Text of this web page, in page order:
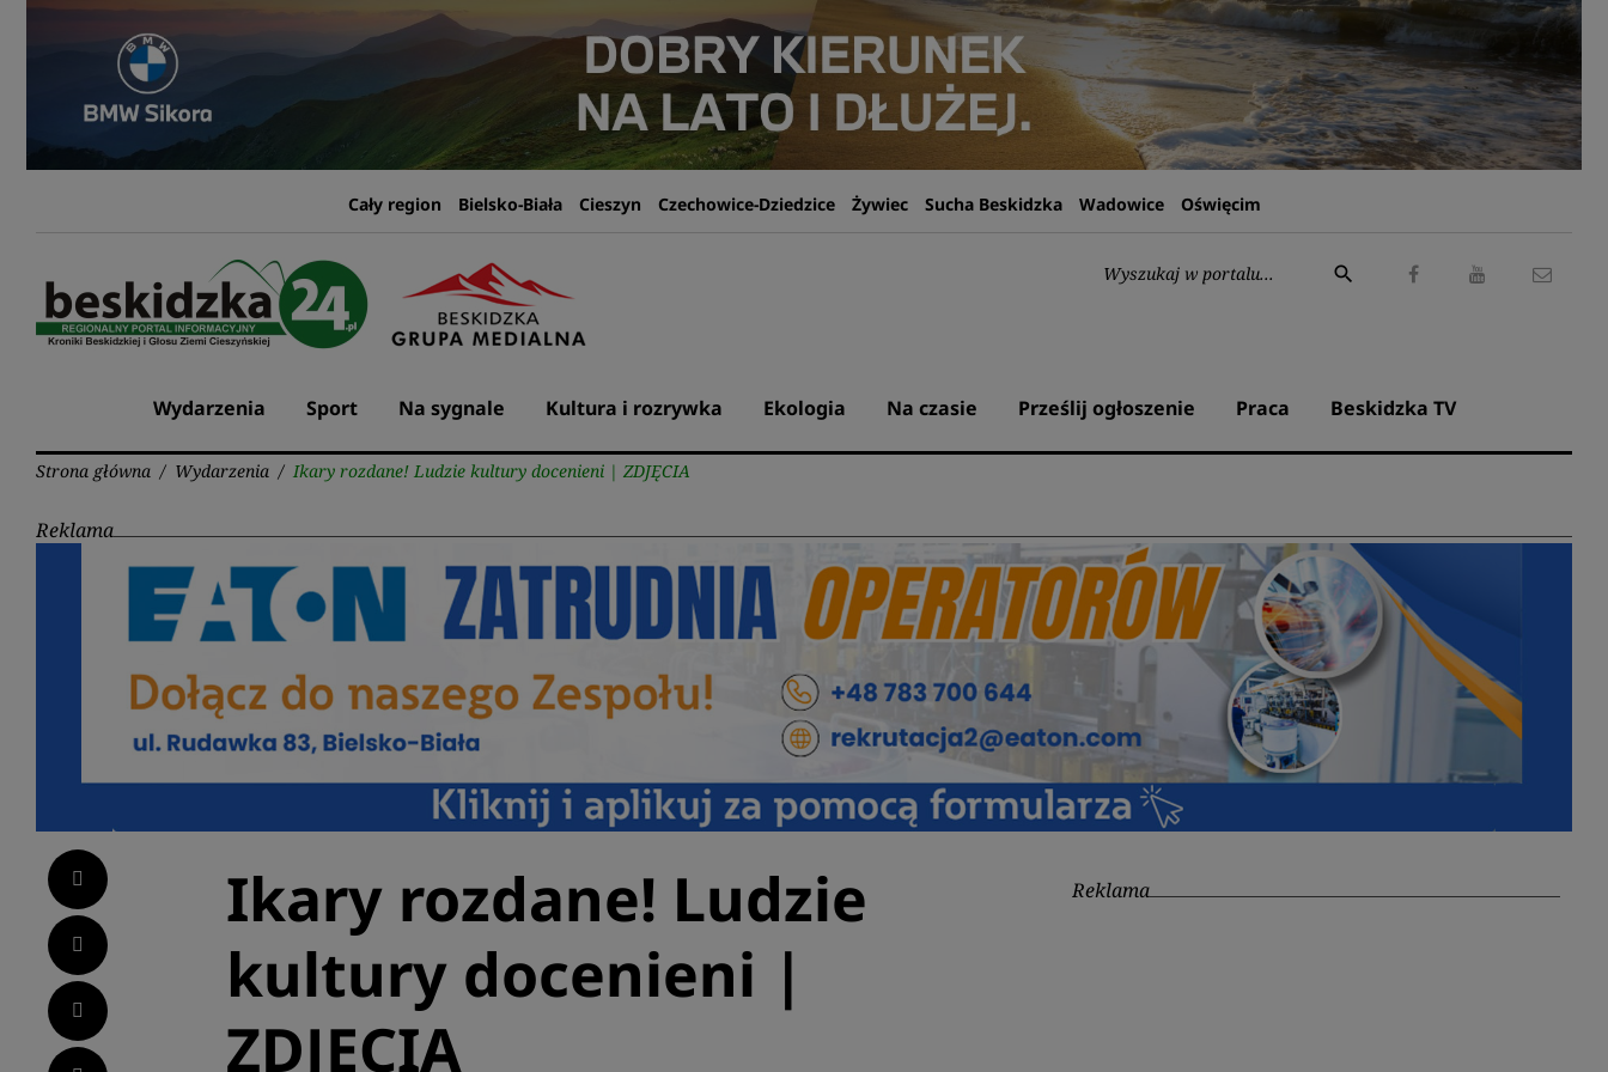
Przejdź
Cały region Bielsko-Biała Cieszyn Czechowice-Dziedzice Żywiec Sucha Beskidzka Wadowice Oświęcim
Wyszukaj:
search
Wydarzenia Sport Na sygnale Kultura i rozrywka Ekologia Na czasie Prześlij ogłoszenie Praca Beskidzka TV
Strona główna / Wydarzenia / Ikary rozdane! Ludzie kultury docenieni | ZDJĘCIA
Reklama
Facebook
Twitter
LinkedIn
Ikary rozdane! Ludzie
kultury docenieni |
ZDJĘCIA
Reklama